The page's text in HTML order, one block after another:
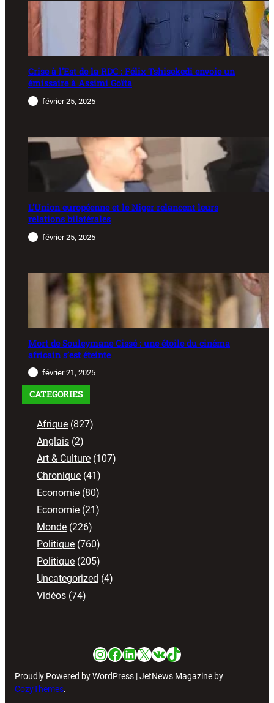
Crise à l’Est de la RDC : Félix Tshisekedi envoie un
émissaire à Assimi Goïta
février 25, 2025
L’Union européenne et le Niger relancent leurs
relations bilatérales
février 25, 2025
Mort de Souleymane Cissé : une étoile du cinéma
africain s’est éteinte
février 21, 2025
CATEGORIES
Afrique (827)
Anglais (2)
Art & Culture (107)
Chronique (41)
Economie (80)
Economie (21)
Monde (226)
Politique (760)
Politique (205)
Uncategorized (4)
Vidéos (74)
Instagram
Facebook
LinkedIn
X VKTikTok
Proudly Powered by WordPress | JetNews Magazine by
CozyThemes.